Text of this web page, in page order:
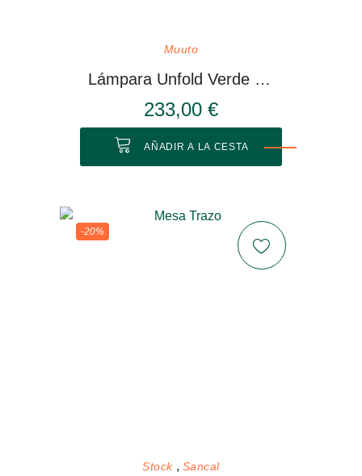
Muuto
Lámpara Unfold Verde Oliva
233,00 €
AÑADIR A LA CESTA
-20%
Stock Sancal